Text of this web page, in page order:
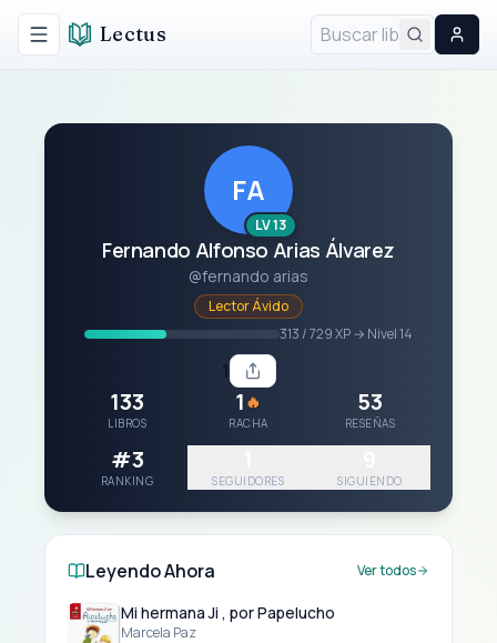
Alternar menú
Lectus
FA
LV 13
Fernando Alfonso Arias Álvarez
@fernando arias
Lector Ávido
313 / 729 XP → Nivel 14
133
LIBROS
1 🔥
RACHA
53
RESEÑAS
#3
RANKING SEGUIDORES SIGUIENDO
Leyendo Ahora Ver todos
Mi hermana Ji , por Papelucho
Marcela Paz